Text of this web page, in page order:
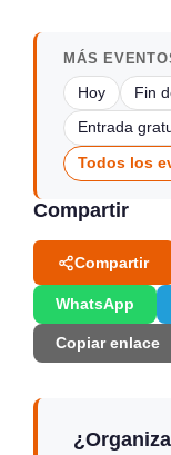
MÁS
Hoy Fin
Entrada
Todos los
Compartir
Compartir
WhatsApp
Copiar enlace